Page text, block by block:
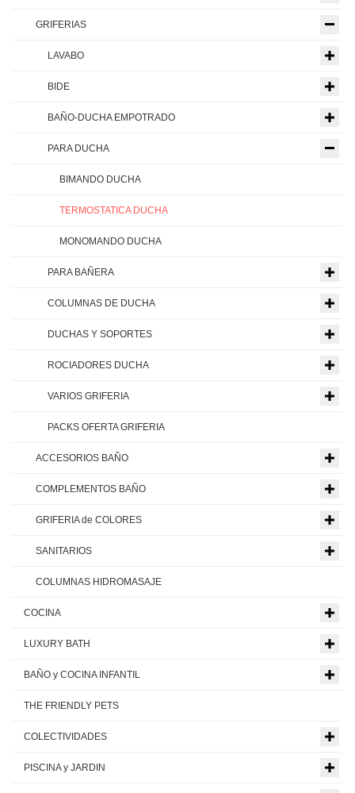
GRIFERIAS
LAVABO
BIDE
BAÑO-DUCHA EMPOTRADO
PARA DUCHA
BIMANDO DUCHA
TERMOSTATICA DUCHA
MONOMANDO DUCHA
PARA BAÑERA
COLUMNAS DE DUCHA
DUCHAS Y SOPORTES
ROCIADORES DUCHA
VARIOS GRIFERIA
PACKS OFERTA GRIFERIA
ACCESORIOS BAÑO
COMPLEMENTOS BAÑO
GRIFERIA de COLORES
SANITARIOS
COLUMNAS HIDROMASAJE
COCINA
LUXURY BATH
BAÑO y COCINA INFANTIL
THE FRIENDLY PETS
COLECTIVIDADES
PISCINA y JARDIN